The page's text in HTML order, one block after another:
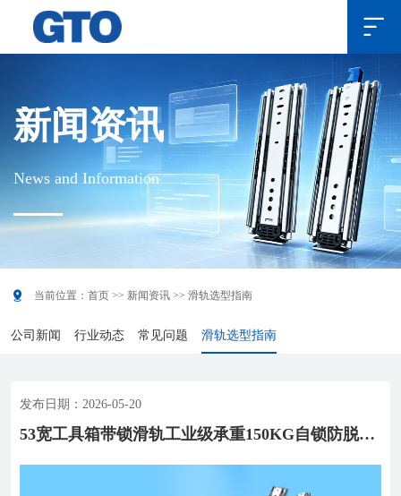

新闻资讯
News and Information
公司新闻 行业动态 常见问题 滑轨选型指南
 当前位置： 首页 >> 新闻资讯 >> 滑轨选型指南
发布日期：2026-05-20
53宽工具箱带锁滑轨工业级承重150KG自锁防脱工具柜专用